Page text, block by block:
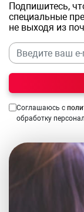
Подпишитесь,
специальные
не выходя из
Соглашаюсь с
обработку